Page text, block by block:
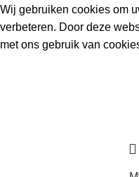
Wij gebruiken cookies om
verbeteren. Door deze
met ons gebruik van